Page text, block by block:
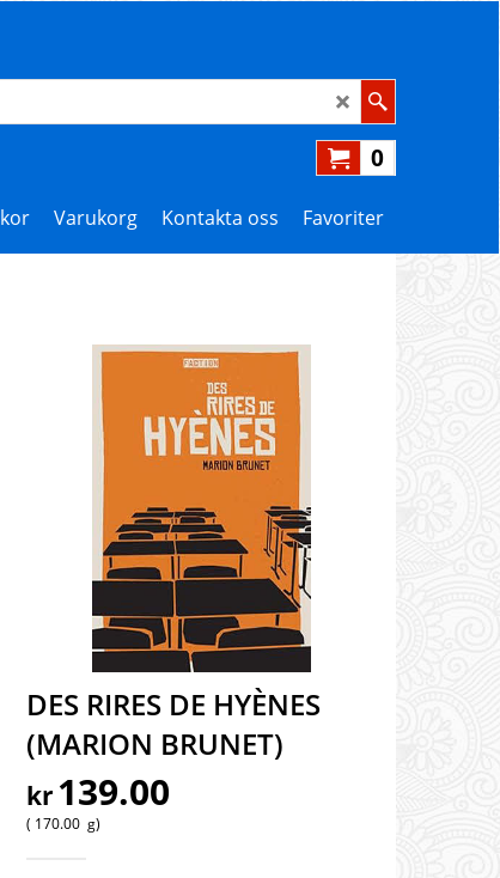
0
Varukorg Kontakta oss Favoriter
DES RIRES DE HYÈNES
(MARION BRUNET)
kr 139.00
170.00 g